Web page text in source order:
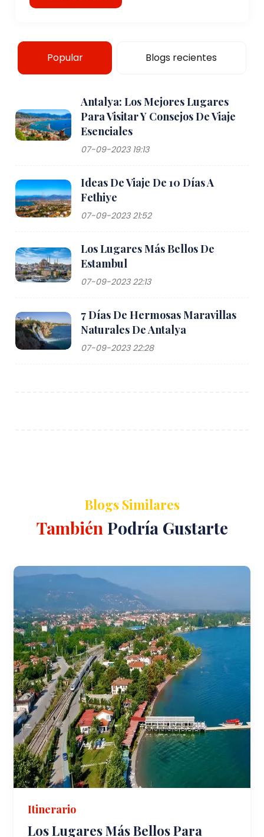
Popular Blogs recientes
Antalya: Los Mejores Lugares
Para Visitar Y Consejos De Viaje
Esenciales
07-09-2023 19:13
Ideas De Viaje De 10 Días A
Fethiye
07-09-2023 21:52
Los Lugares Más Bellos De
Estambul
07-09-2023 22:13
7 Días De Hermosas Maravillas
Naturales De Antalya
07-09-2023 22:28
Blogs Similares
También Podría Gustarte
Itinerario
Los Lugares Más Bellos Para